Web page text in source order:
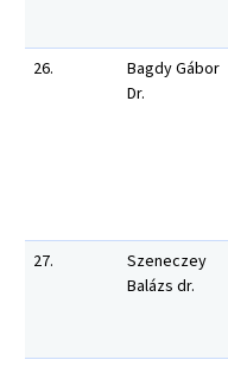
26.
Bagdy Gábor
Dr.
27.
Szeneczey
Balázs dr.